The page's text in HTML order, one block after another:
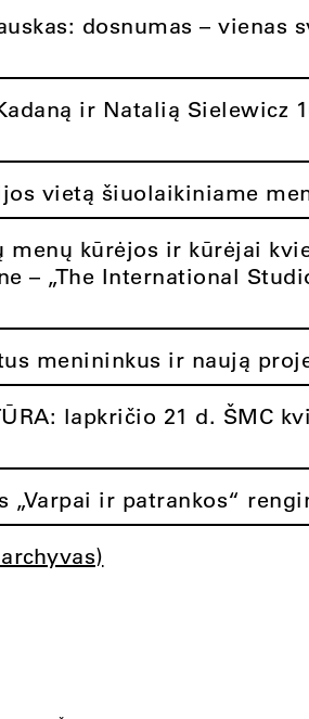
dosnumas – vienas
ir Natalią Sielewicz
vietą šiuolaikiniame
menų kūrėjos ir kūrėjai
– „The International
menininkus ir naują
lapkričio 21 d. ŠMC
„Varpai ir patrankos“